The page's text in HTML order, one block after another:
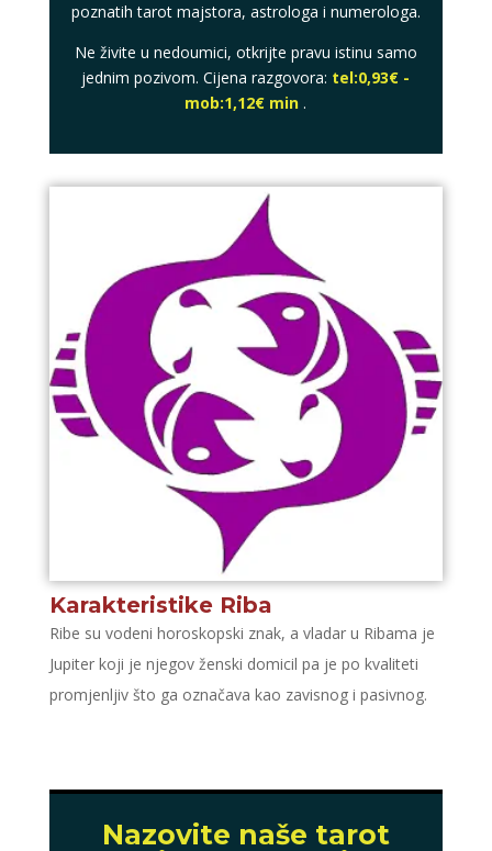
poznatih tarot majstora, astrologa i numerologa.
Ne živite u nedoumici, otkrijte pravu istinu samo
jednim pozivom. Cijena razgovora: tel:0,93€ -
mob:1,12€ min .
Karakteristike Riba
Ribe su vodeni horoskopski znak, a vladar u Ribama je
Jupiter koji je njegov ženski domicil pa je po kvaliteti
promjenljiv što ga označava kao zavisnog i pasivnog.
Nazovite naše tarot